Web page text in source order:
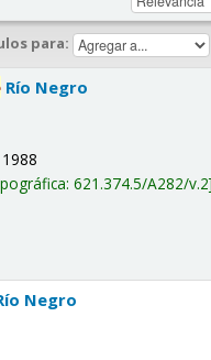
para:
Río Negro
621.374.5/A282/v.2
Negro